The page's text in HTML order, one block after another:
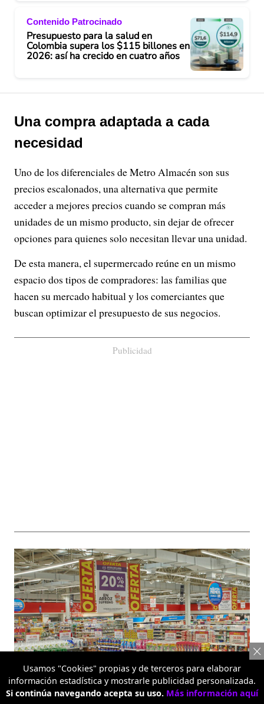
Contenido Patrocinado
Presupuesto para la salud en
Colombia supera los $115 billones en
2026: así ha crecido en cuatro años
Una compra adaptada a cada
necesidad
Uno de los diferenciales de Metro Almacén son sus
precios escalonados, una alternativa que permite
acceder a mejores precios cuando se compran más
unidades de un mismo producto, sin dejar de ofrecer
opciones para quienes solo necesitan llevar una unidad.
De esta manera, el supermercado reúne en un mismo
espacio dos tipos de compradores: las familias que
hacen su mercado habitual y los comerciantes que
buscan optimizar el presupuesto de sus negocios.
Publicidad
Usamos "Cookies" propias y de terceros para elaborar
información estadística y mostrarle publicidad personalizada.
Si continúa navegando acepta su uso. Más información aquí